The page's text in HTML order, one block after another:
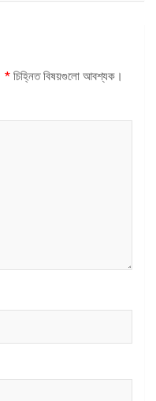
* চিহ্নিত বিষয়গুলো আবশ্যক।